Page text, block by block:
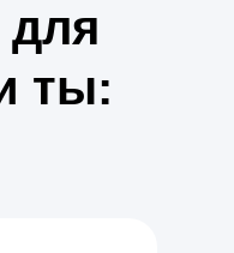
для
ты: